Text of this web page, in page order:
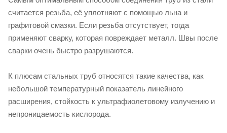
считается резьба, её уплотняют с помощью льна и
графитовой смазки. Если резьба отсутствует, тогда
применяют сварку, которая повреждает металл. Швы после
сварки очень быстро разрушаются.
К плюсам стальных труб относятся такие качества, как
небольшой температурный показатель линейного
расширения, стойкость к ультрафиолетовому излучению и
непроницаемость кислорода.